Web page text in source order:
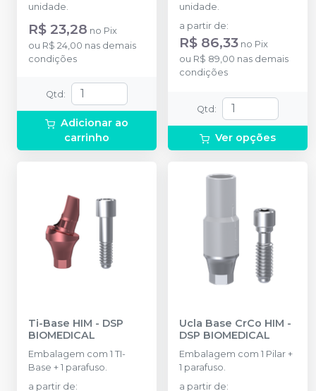
unidade.
R$ 23,28 no Pix
ou R$ 24,00 nas demais
condições
Qtd:
Adicionar ao
carrinho
unidade.
a partir de:
R$ 86,33 no Pix
ou R$ 89,00 nas demais
condições
Qtd:
Ver opções
Ti-Base HIM - DSP
BIOMEDICAL
Embalagem com 1 TI-
Base + 1 parafuso.
a partir de:
Ucla Base CrCo HIM -
DSP BIOMEDICAL
Embalagem com 1 Pilar +
1 parafuso.
a partir de: